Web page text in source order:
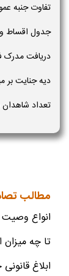
تفاوت جنبه
جدول اقساط
دریافت مدرک
دیه جنایت بر
تعداد
مطالب
انواع وصیت
تا چه
ابلاغ